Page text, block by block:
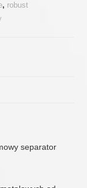
, robust
separator